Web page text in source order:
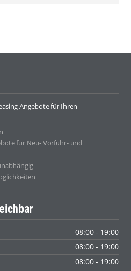
Angebote für Ihren
für Neu- Vorführ- und
08:00 - 19:00
08:00 - 19:00
08:00 - 19:00